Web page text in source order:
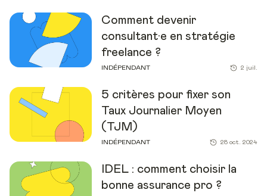
Comment devenir
consultant·e en stratégie
freelance ?
INDÉPENDANT 2 juil.
5 critères pour fixer son
Taux Journalier Moyen
(TJM)
INDÉPENDANT 28 oct. 2024
IDEL : comment choisir la
bonne assurance pro ?